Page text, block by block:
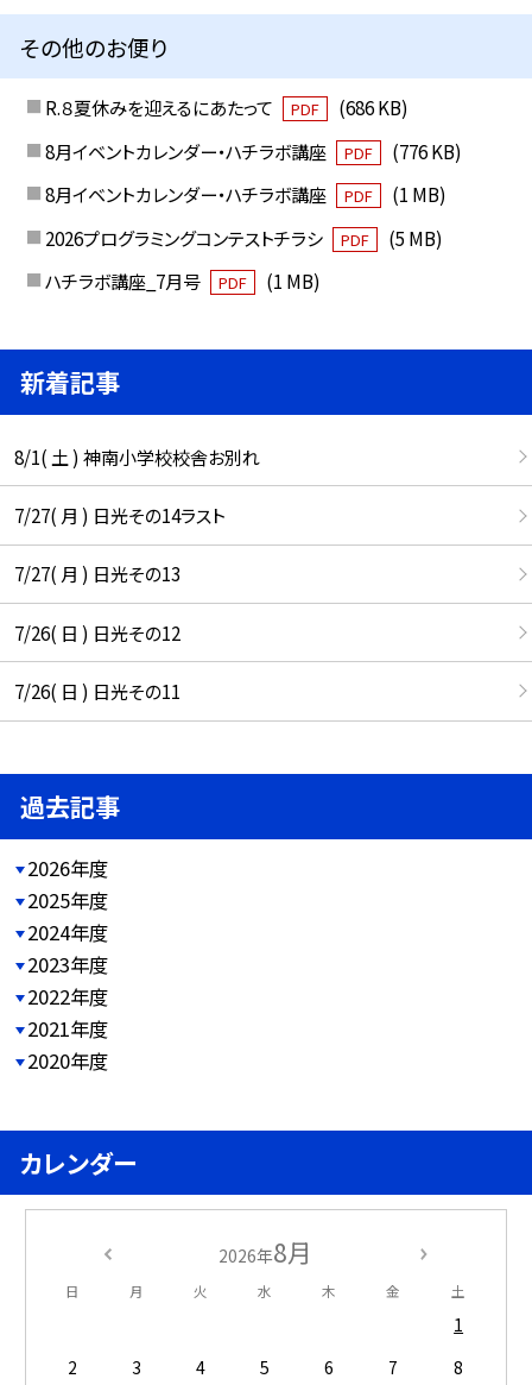
その他のお便り
R.８夏休みを迎えるにあたって PDF
(686 KB)
8月イベントカレンダー・ハチラボ講座
PDF
(776 KB)
8月イベントカレンダー・ハチラボ講座
PDF
(1 MB)
2026プログラミングコンテストチラシ
PDF
(5 MB)
ハチラボ講座_7月号
PDF (1 MB)
新着記事
8/1( 土 ) 神南小学校校舎お別れ
7/27( 月 ) 日光その14ラスト
7/27( 月 ) 日光その13
7/26( 日 ) 日光その12
7/26( 日 ) 日光その11
過去記事
2026年度
2025年度
2024年度
2023年度
2022年度
2021年度
2020年度
カレンダー
2026年8月
日 月 火 水 木 金 土
1
2
3 4 5 6 7
8